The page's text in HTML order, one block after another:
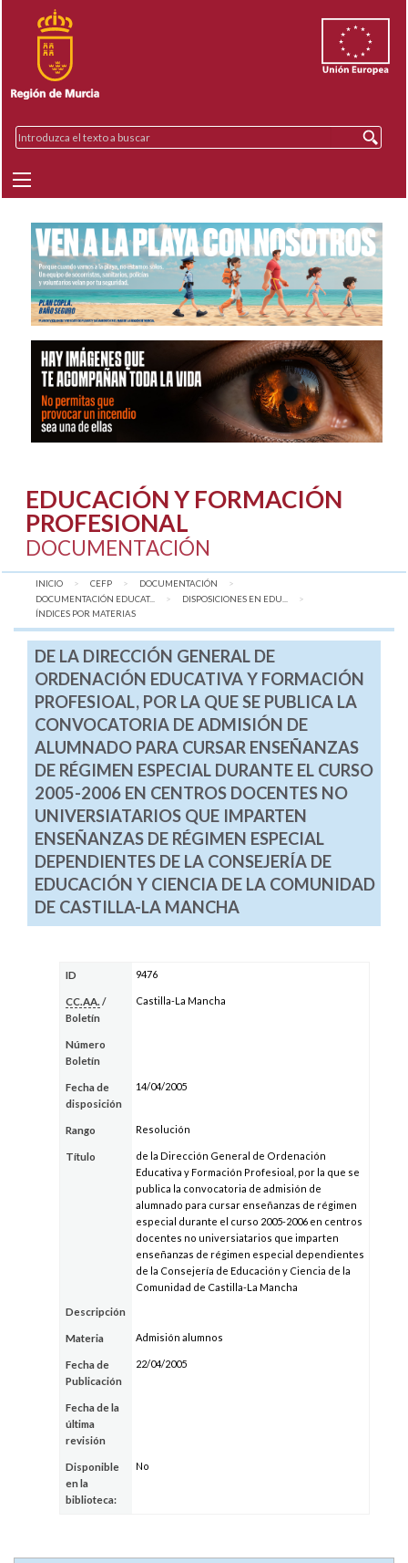
EDUCACIÓN Y FORMACIÓN
PROFESIONAL
DOCUMENTACIÓN
INICIO CEFP
DOCUMENTACIÓN
DOCUMENTACIÓN EDUCAT...
DISPOSICIONES EN EDU...
AQUÍ:
ÍNDICES POR MATERIAS
DE LA DIRECCIÓN GENERAL DE
ORDENACIÓN EDUCATIVA Y FORMACIÓN
PROFESIOAL, POR LA QUE SE PUBLICA LA
CONVOCATORIA DE ADMISIÓN DE
ALUMNADO PARA CURSAR ENSEÑANZAS
DE RÉGIMEN ESPECIAL DURANTE EL CURSO
2005-2006 EN CENTROS DOCENTES NO
UNIVERSIATARIOS QUE IMPARTEN
ENSEÑANZAS DE RÉGIMEN ESPECIAL
DEPENDIENTES DE LA CONSEJERÍA DE
EDUCACIÓN Y CIENCIA DE LA COMUNIDAD
DE CASTILLA-LA MANCHA
ID 9476
CC.AA. /
Boletín
Castilla-La Mancha
Número
Boletín
Fecha de
disposición
14/04/2005
Rango Resolución
Título
de la Dirección General de Ordenación
Educativa y Formación Profesioal, por la que se
publica la convocatoria de admisión de
alumnado para cursar enseñanzas de régimen
especial durante el curso 2005-2006 en centros
docentes no universiatarios que imparten
enseñanzas de régimen especial dependientes
de la Consejería de Educación y Ciencia de la
Comunidad de Castilla-La Mancha
Descripción
Materia Admisión alumnos
Fecha de
Publicación
22/04/2005
Fecha de la
última
revisión
Disponible
en la
biblioteca:
No